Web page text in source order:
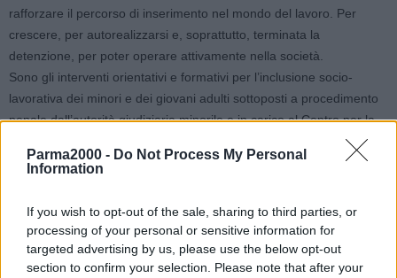
Parma2000 - Do Not Process My Personal
Information
If you wish to opt-out of the sale, sharing to third parties, or
processing of your personal or sensitive information for
targeted advertising by us, please use the below opt-out
section to confirm your selection. Please note that after your
rafforzare il percorso di inserimento nel mondo del lavoro. Per
crescere, per autorealizzarsi e, soprattutto, terminata la
detenzione, per poter operare attivamente nella società.
Sono gli interventi orientativi e formativi per l’inclusione socio-
lavorativa dei minori e dei giovani adulti sottoposti a procedimento
penale dall’autorità giudiziaria minorile e in carico al Centro per la
giustizia minorile dell’Emilia-Romagna. Previsti in un apposito
bando approvato dalla Giunta regionale su proposta dell’assessore
finanziabili a seguito dell’adozione da parte della Commissione
europea del Programma regionale FSE+ 2021/2027.
“Vogliamo agire su ogni forma di fragilità, per contrastare